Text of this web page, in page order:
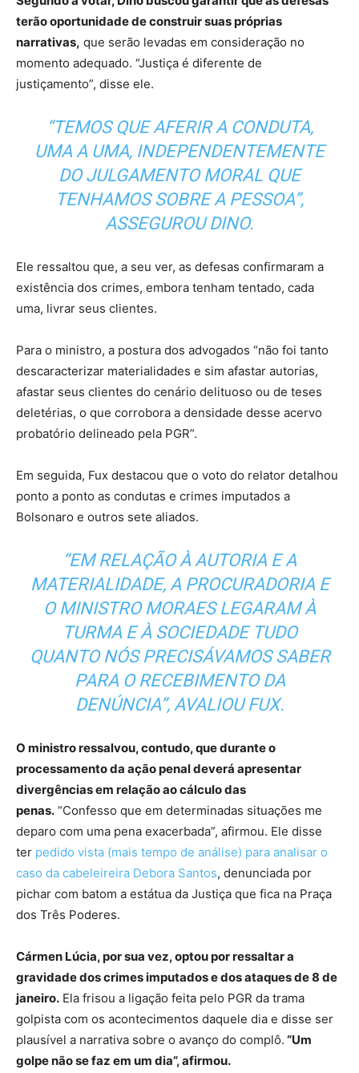
terão oportunidade de construir suas próprias
narrativas, que serão levadas em consideração no
momento adequado. “Justiça é diferente de
justiçamento”, disse ele.
“TEMOS QUE AFERIR A CONDUTA,
UMA A UMA, INDEPENDENTEMENTE
DO JULGAMENTO MORAL QUE
TENHAMOS SOBRE A PESSOA”,
ASSEGUROU DINO.
Ele ressaltou que, a seu ver, as defesas confirmaram a
existência dos crimes, embora tenham tentado, cada
uma, livrar seus clientes.
Para o ministro, a postura dos advogados “não foi tanto
descaracterizar materialidades e sim afastar autorias,
afastar seus clientes do cenário delituoso ou de teses
deletérias, o que corrobora a densidade desse acervo
probatório delineado pela PGR”.
Em seguida, Fux destacou que o voto do relator detalhou
ponto a ponto as condutas e crimes imputados a
Bolsonaro e outros sete aliados.
“EM RELAÇÃO À AUTORIA E A
MATERIALIDADE, A PROCURADORIA E
O MINISTRO MORAES LEGARAM À
TURMA E À SOCIEDADE TUDO
QUANTO NÓS PRECISÁVAMOS SABER
PARA O RECEBIMENTO DA
DENÚNCIA”, AVALIOU FUX.
O ministro ressalvou, contudo, que durante o
processamento da ação penal deverá apresentar
divergências em relação ao cálculo das
penas. “Confesso que em determinadas situações me
deparo com uma pena exacerbada”, afirmou. Ele disse
ter pedido vista (mais tempo de análise) para analisar o
caso da cabeleireira Debora Santos, denunciada por
pichar com batom a estátua da Justiça que fica na Praça
dos Três Poderes.
Cármen Lúcia, por sua vez, optou por ressaltar a
gravidade dos crimes imputados e dos ataques de 8 de
janeiro. Ela frisou a ligação feita pelo PGR da trama
golpista com os acontecimentos daquele dia e disse ser
plausível a narrativa sobre o avanço do complô. “Um
golpe não se faz em um dia”, afirmou.